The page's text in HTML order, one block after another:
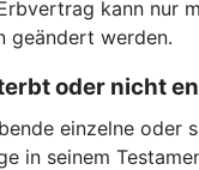
kann nur
geändert werden.
oder nicht
einzelne oder
in seinem